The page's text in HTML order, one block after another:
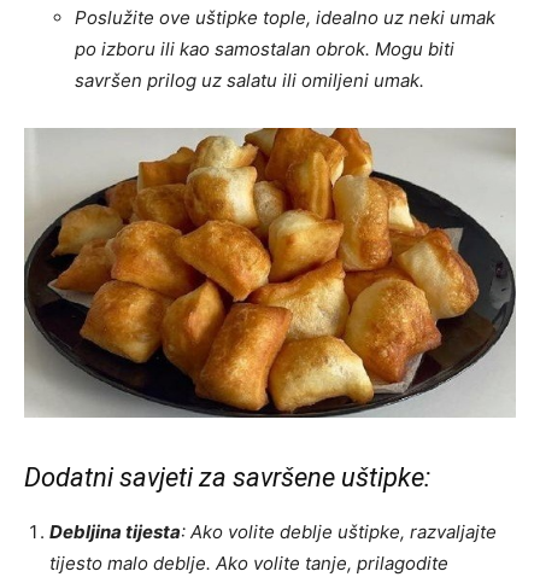
Poslužite ove uštipke tople, idealno uz neki umak
po izboru ili kao samostalan obrok. Mogu biti
savršen prilog uz salatu ili omiljeni umak.
Dodatni savjeti za savršene uštipke:
Debljina tijesta: Ako volite deblje uštipke, razvaljajte
tijesto malo deblje. Ako volite tanje, prilagodite